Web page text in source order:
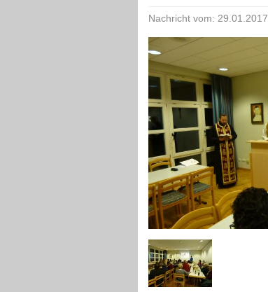
Nachricht vom: 29.01.2017